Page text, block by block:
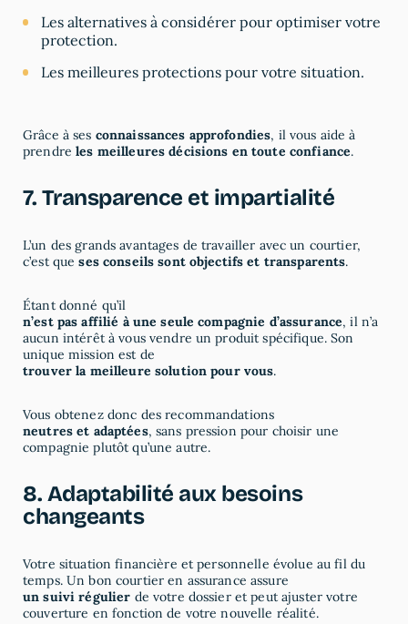
Les alternatives à considérer pour optimiser votre
protection.
Les meilleures protections pour votre situation.
Grâce à ses connaissances approfondies, il vous aide à
prendreles meilleures décisions en toute confiance.
7. Transparence et impartialité
L’un des grands avantages de travailler avec un courtier,
c’est queses conseils sont objectifs et transparents.
Étant donné qu’il
n’est pas affilié à une seule compagnie d’assurance, il n’a
aucun intérêt à vous vendre un produit spécifique. Son
unique mission est de
trouver la meilleure solution pour vous.
Vous obtenez donc des recommandations
neutres et adaptées, sans pression pour choisir une
compagnie plutôt qu’une autre.
8. Adaptabilité aux besoins
changeants
Votre situation financière et personnelle évolue au fil du
temps. Un bon courtier en assurance assure
un suivi régulier de votre dossier et peut ajuster votre
couverture en fonction de votre nouvelle réalité.